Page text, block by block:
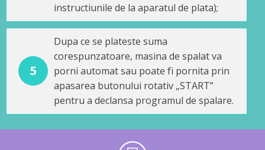
instructiunile de la aparatul de plata);
5
Dupa ce se plateste suma
corespunzatoare, masina de spalat va
porni automat sau poate fi pornita prin
apasarea butonului rotativ „START”
pentru a declansa programul de spalare.